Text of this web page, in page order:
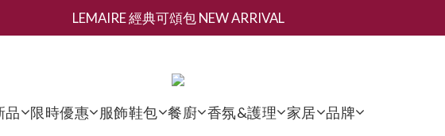
新會員募集現領抵用千元購物金
LEMAIRE 經典可頌包 NEW ARRIVAL
新會員募集現領抵用千元購物金
品 限時優惠 服飾鞋包 餐廚 香氛&護理 家居 品牌